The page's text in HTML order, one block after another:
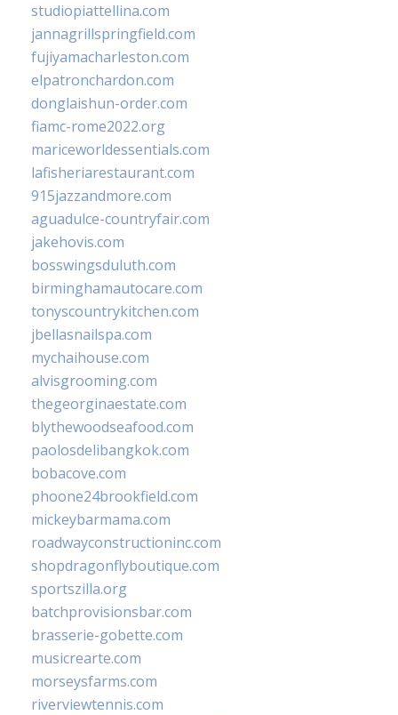
studiopiattellina.com
jannagrillspringfield.com
fujiyamacharleston.com
elpatronchardon.com
donglaishun-order.com
fiamc-rome2022.org
mariceworldessentials.com
lafisheriarestaurant.com
915jazzandmore.com
aguadulce-countryfair.com
jakehovis.com
bosswingsduluth.com
birminghamautocare.com
tonyscountrykitchen.com
jbellasnailspa.com
mychaihouse.com
alvisgrooming.com
thegeorginaestate.com
blythewoodseafood.com
paolosdelibangkok.com
bobacove.com
phoone24brookfield.com
mickeybarmama.com
roadwayconstructioninc.com
shopdragonflyboutique.com
sportszilla.org
batchprovisionsbar.com
brasserie-gobette.com
musicrearte.com
morseysfarms.com
riverviewtennis.com